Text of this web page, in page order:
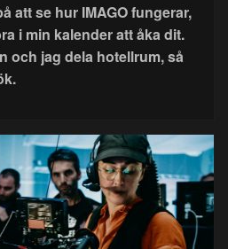
att se hur IMAGO fungerar,
i min kalender att åka dit.
och jag dela hotellrum, så